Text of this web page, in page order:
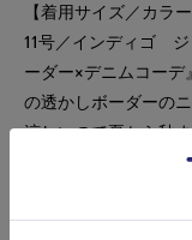
【着用サイズ／カラ
11号／インディゴ
ーダー×デニムコー
の透かしボーダーの
涼しいので夏から秋
袖口はやや細めでし
グスのストレートデ
です。取り外し可能